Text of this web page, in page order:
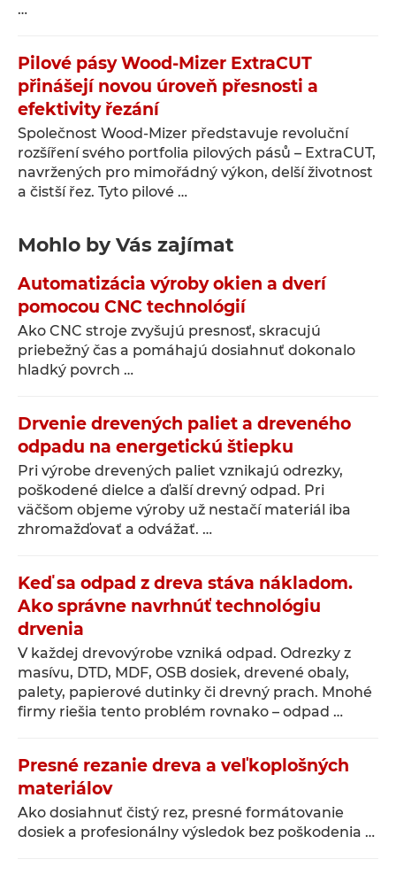
…
Pilové pásy Wood-Mizer ExtraCUT
přinášejí novou úroveň přesnosti a
efektivity řezání
Společnost Wood-Mizer představuje revoluční
rozšíření svého portfolia pilových pásů – ExtraCUT,
navržených pro mimořádný výkon, delší životnost
a čistší řez. Tyto pilové …
Mohlo by Vás zajímat
Automatizácia výroby okien a dverí
pomocou CNC technológií
Ako CNC stroje zvyšujú presnosť, skracujú
priebežný čas a pomáhajú dosiahnuť dokonalo
hladký povrch …
Drvenie drevených paliet a dreveného
odpadu na energetickú štiepku
Pri výrobe drevených paliet vznikajú odrezky,
poškodené dielce a ďalší drevný odpad. Pri
väčšom objeme výroby už nestačí materiál iba
zhromažďovať a odvážať. …
Keď sa odpad z dreva stáva nákladom.
Ako správne navrhnúť technológiu
drvenia
V každej drevovýrobe vzniká odpad. Odrezky z
masívu, DTD, MDF, OSB dosiek, drevené obaly,
palety, papierové dutinky či drevný prach. Mnohé
firmy riešia tento problém rovnako – odpad …
Presné rezanie dreva a veľkoplošných
materiálov
Ako dosiahnuť čistý rez, presné formátovanie
dosiek a profesionálny výsledok bez poškodenia …